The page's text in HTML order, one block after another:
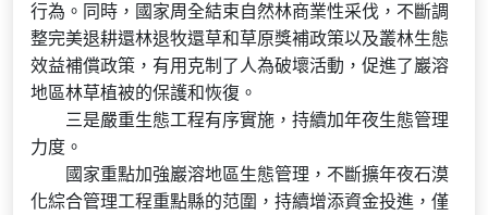
行為。同時，國家周全結束自然林商業性采伐，不斷調
整完美退耕還林退牧還草和草原獎補政策以及叢林生態
效益補償政策，有用克制了人為破壞活動，促進了巖溶
地區林草植被的保護和恢復。
三是嚴重生態工程有序實施，持續加年夜生態管理
力度。
國家重點加強巖溶地區生態管理，不斷擴年夜石漠
化綜合管理工程重點縣的范圍，持續增添資金投進，僅